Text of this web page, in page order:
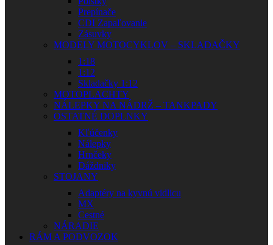
Prepínače
CDI Zapaľovanie
Zásuvky
MODELY MOTOCYKLOV – SKLADAČKY
1:18
1:12
Skladačky 1:12
MOTOPLACHTY
NÁLEPKY NA NÁDRŽ – TANKPADY
OSTATNÉ DOPLNKY
Kľúčenky
Nálepky
Hrnčeky
Dáždniky
STOJANY
Adaptéry na kyvnú vidlicu
MX
Cestné
NÁRADIE
RÁM A PODVOZOK